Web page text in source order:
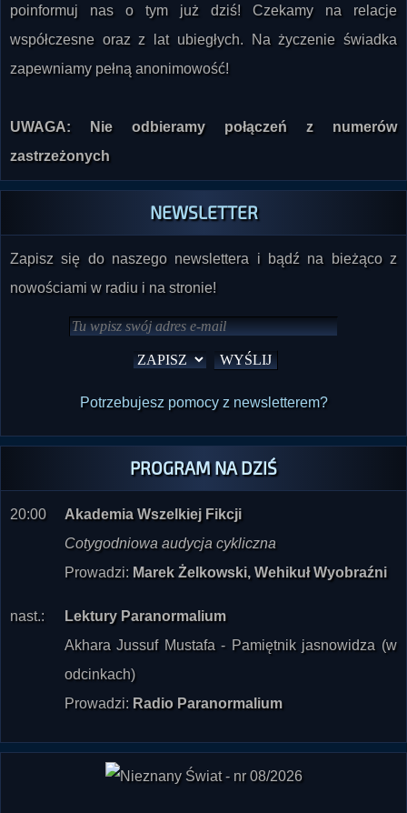
poinformuj nas o tym już dziś! Czekamy na relacje
współczesne oraz z lat ubiegłych. Na życzenie świadka
zapewniamy pełną anonimowość!
UWAGA: Nie odbieramy połączeń z numerów
zastrzeżonych
NEWSLETTER
Zapisz się do naszego newslettera i bądź na bieżąco z
nowościami w radiu i na stronie!
Potrzebujesz pomocy z newsletterem?
PROGRAM NA DZIŚ
20:00
Akademia Wszelkiej Fikcji
Cotygodniowa audycja cykliczna
Prowadzi: Marek Żelkowski, Wehikuł Wyobraźni
nast.:
Lektury Paranormalium
Akhara Jussuf Mustafa - Pamiętnik jasnowidza (w
odcinkach)
Prowadzi: Radio Paranormalium